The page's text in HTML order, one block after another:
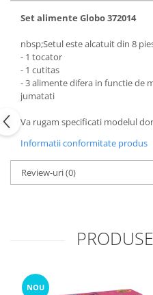
Set alimente Globo 372014
nbsp;Setul este alcatuit din 8
- 1 tocator
- 1 cutitas
- 3 alimente difera in functie de
jumatati
Va rugam specificati modelul
Informatii conformitate produs
Review-uri(0)
NOU